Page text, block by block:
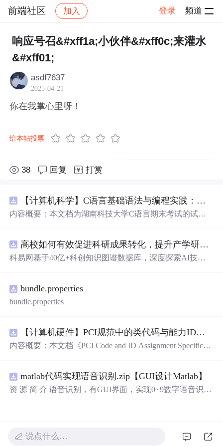
前端社区 加入 登录 频道
社区 前端社区 感慨 帖子详情
响应号召&#xff1a;小伙伴&#xff0c;来灌水
&#xff01;
asdf7637
2025-04-21
你在我掌心里呀！
给本帖投票
38 回复 打赏
【计算机科学】C语言基础语法与编程实践：湖南科技大学期末考试核心知识点解析
内容概要：本文档为湖南科技大学C语言期末考试的试题
循环）、数组、字符串处理、函数定义与调用、指针初步
等内容。题目形式为单项选择题，每道题后附有正确答
业学习C语言课程的学生，特别是准备期末考试或需要强
化基础知识的初学者。; 使用场景及目标：①用于考前复
习，检验对C语言核心概念的掌握程度；②辅助教师出题
辑分析能力。; 阅读建议：建议结合教材和上机实践进行练
习，重点关注易错题和涉及复杂逻辑控制的题目，理解每
道题背后的程序执行流程，以达到真正掌握语言特性的目
高校如何有效促进科研成果转化，提升产学研合作效率？.docx
科易网基于40亿+科创知识图谱数据库，深度探索AI技术
新领域的AI+数智化解决方案，推动科技创新与产业创新
智能化发展。
bundle.properties
bundle.properties
【计算机硬件】PCI规范中的类代码与能力ID分配：设备功能分类及扩展能力标识系统设计
内容概要：本文档《PCI Code and ID Assignment Specificati
力标识（Extended Capability IDs）的标准编码规范。文档
详细列出了各类设备的功能分类，包括存储控制器、网络
matlab代码实现语音识别.zip【GUI设计Matlab】
资 源 简 介 语音识别，有GUI界面，实现0~9数字语音识别
它在许多领域有广泛的应用，包括语音助手、语音控制和
自动语音识别。语音识别技术的发展使得我们能够通过语
说点什么…